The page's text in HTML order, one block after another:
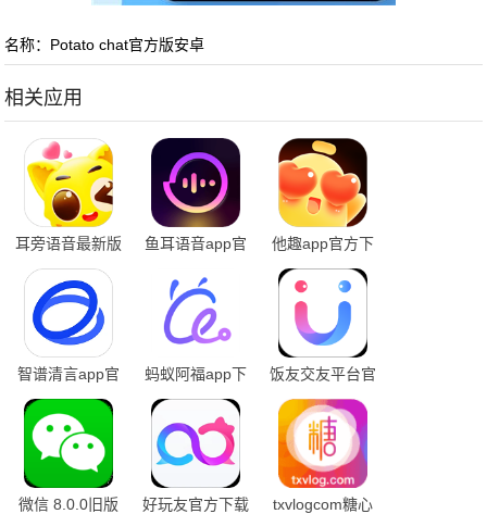
名称：Potato chat官方版安卓
相关应用
耳旁语音最新版
本
鱼耳语音app官
他趣app官方下
载
智谱清言app官
网版下载安装
蚂蚁阿福app下
载
饭友交友平台官
方版2025
微信 8.0.0旧版
好玩友官方下载
txvlogcom糖心